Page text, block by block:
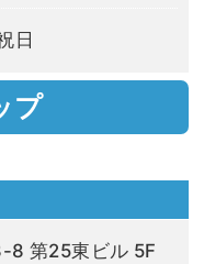
日
プ
第25東ビル 5F